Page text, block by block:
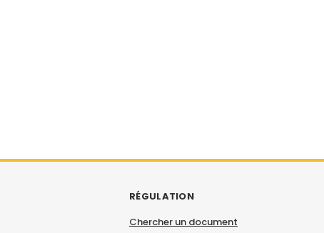
RÉGULATION
Chercher un document